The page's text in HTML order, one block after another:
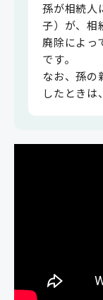
孫が相続人
子）が、相
廃除によっ
です。
なお、孫の
したときは